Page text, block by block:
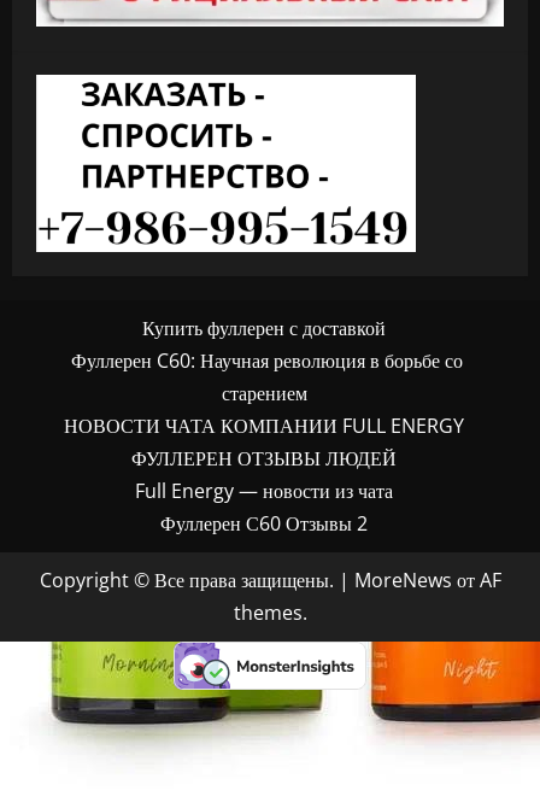
Купить фуллерен с доставкой
Фуллерен C60: Научная революция в борьбе со
старением
НОВОСТИ ЧАТА КОМПАНИИ FULL ENERGY
ФУЛЛЕРЕН ОТЗЫВЫ ЛЮДЕЙ
Full Energy — новости из чата
Фуллерен С60 Отзывы 2
Copyright © Все права защищены. | MoreNews от AF
themes.